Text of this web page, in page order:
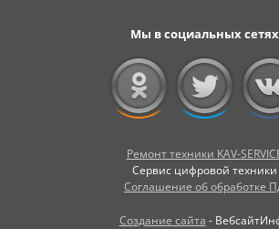
Мы в социальных сетях
Ремонт техники KAV-
Сервис цифровой техники
Соглашение об обработке
Создание сайта -